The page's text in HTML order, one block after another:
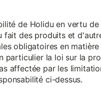
de Holidu en vertu de
fait des produits et
obligatoires en matière
particulier la loi sur la
affectée par les
ci-dessus.